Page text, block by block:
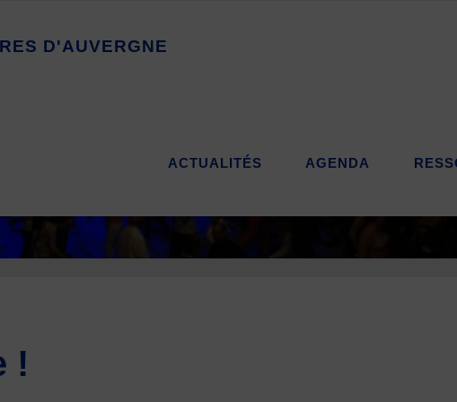
RES D'AUVERGNE
ACTUALITÉS AGENDA
!